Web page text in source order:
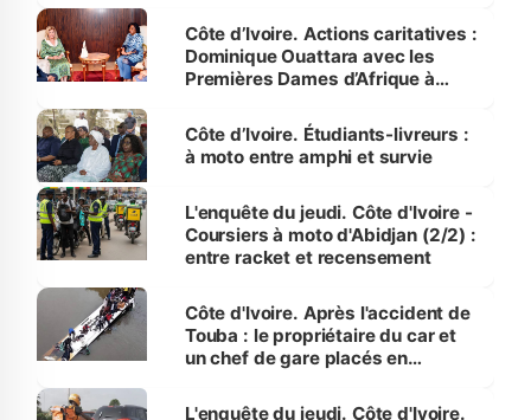
Côte d’Ivoire. Actions caritatives :
Dominique Ouattara avec les
Premières Dames d’Afrique à
Côte d’Ivoire. Étudiants-livreurs :
à moto entre amphi et survie
L'enquête du jeudi. Côte d'Ivoire -
Coursiers à moto d'Abidjan (2/2) :
entre racket et recensement
Côte d'Ivoire. Après l'accident de
Touba : le propriétaire du car et
un chef de gare placés en
L'enquête du jeudi. Côte d'Ivoire.